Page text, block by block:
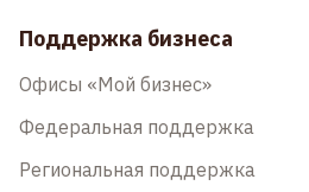
Поддержка бизнеса
Офисы «Мой бизнес»
Федеральная поддержка
Региональная поддержка